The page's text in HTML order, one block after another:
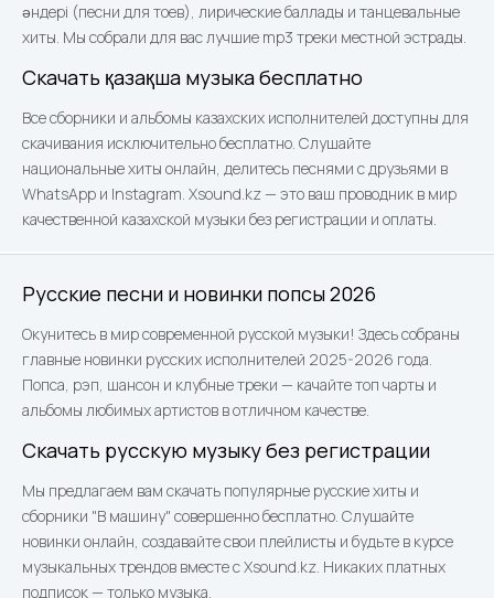
әндері (песни для тоев), лирические баллады и танцевальные
хиты. Мы собрали для вас лучшие mp3 треки местной эстрады.
Скачать қазақша музыка бесплатно
Все сборники и альбомы казахских исполнителей доступны для
скачивания исключительно бесплатно. Слушайте
национальные хиты онлайн, делитесь песнями с друзьями в
WhatsApp и Instagram. Xsound.kz — это ваш проводник в мир
качественной казахской музыки без регистрации и оплаты.
Русские песни и новинки попсы 2026
Окунитесь в мир современной русской музыки! Здесь собраны
главные новинки русских исполнителей 2025-2026 года.
Попса, рэп, шансон и клубные треки — качайте топ чарты и
альбомы любимых артистов в отличном качестве.
Скачать русскую музыку без регистрации
Мы предлагаем вам скачать популярные русские хиты и
сборники "В машину" совершенно бесплатно. Слушайте
новинки онлайн, создавайте свои плейлисты и будьте в курсе
музыкальных трендов вместе с Xsound.kz. Никаких платных
подписок — только музыка.